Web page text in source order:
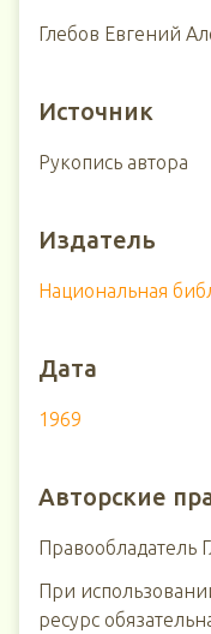
Глебов Евгений
Источник
Рукопись автора
Издатель
Национальная
Дата
1969
Авторские
Правообладатель
При
ресурс